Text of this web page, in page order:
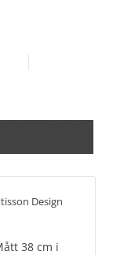
Design
38 cm i